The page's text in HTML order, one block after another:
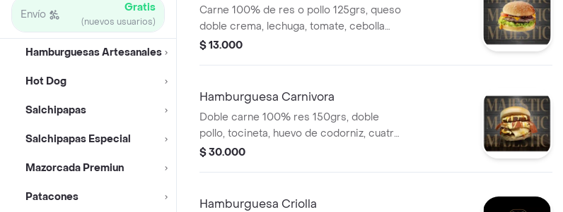
Envío Gratis
(nuevos usuarios)
Hamburguesas Artesanales
Hot Dog
Salchipapas
Salchipapas Especial
Mazorcada Premiun
Patacones
Carne 100% de res o pollo 125grs, queso
doble crema, lechuga, tomate, cebolla
grille, papas chips, salsas de tomate,
$ 13.000
Hamburguesa Carnivora
Doble carne 100% res 150grs, doble
pollo, tocineta, huevo de codorniz, cuatro
queso doble crema, lechuga, tomate,
$ 30.000
Hamburguesa Criolla